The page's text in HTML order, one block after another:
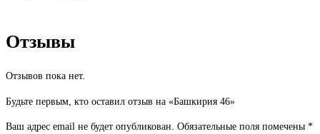
Отзывы
Отзывов пока нет.
Будьте первым, кто оставил отзыв на «Башкирия 46»
Ваш адрес email не будет опубликован. Обязательные поля помечены *